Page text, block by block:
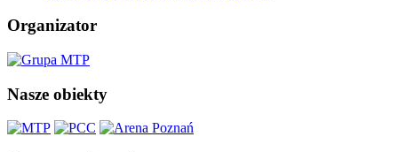
Organizator
Nasze obiekty